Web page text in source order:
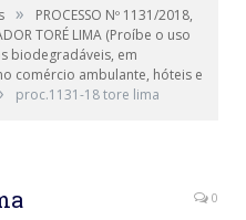
»
PROCESSO Nº 1131/2018,
TORÉ LIMA (Proíbe o uso
biodegradáveis, em
comércio ambulante, hóteis e
proc.1131-18 tore lima
0